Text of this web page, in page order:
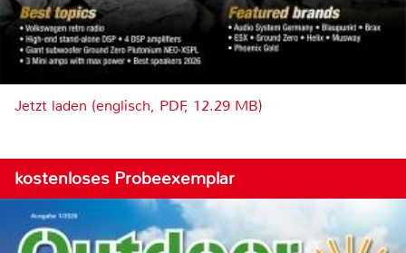
Jetzt laden (englisch, PDF, 12.29 MB)
kostenloses Probeexemplar